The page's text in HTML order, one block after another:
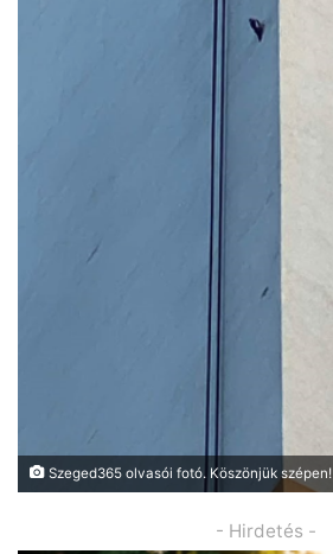
Szeged365 olvasói fotó. Köszönjük szépen!
- Hirdetés -